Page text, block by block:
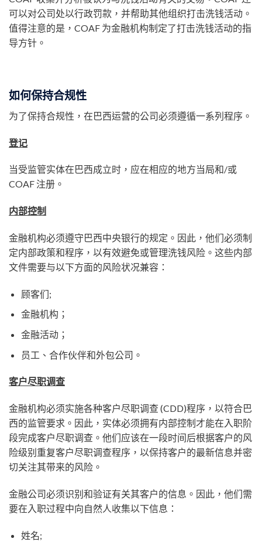
可以对公司处以行政罚款，并帮助其他组织打击洗钱活动。
值得注意的是，COAF 为金融机构制定了打击洗钱活动的指
导方针。
如何保持合规性
为了保持合规性，在巴西运营的公司必须遵循一系列程序。
登记
当受监管实体在巴西成立时，应在相应的地方当局和/或
COAF 注册。
内部控制
金融机构必须遵守巴西中央银行的规定。因此，他们必须制
定内部政策和程序，以有效避免或管理洗钱风险。这些内部
文件需要与以下方面的风险状况兼容：
顾客们;
金融机构；
金融活动；
员工、合作伙伴和外包公司。
客户尽职调查
金融机构必须实施各种客户尽职调查 (CDD)程序，以符合巴
西的监管要求。因此，实体必须拥有内部控制才能在入职阶
段完成客户尽职调查。他们应该在一段时间后根据客户的风
险级别重复客户尽职调查程序，以保持客户的最新信息并密
切关注其带来的风险。
金融公司必须识别和验证有关其客户的信息。因此，他们需
要在入职过程中向自然人收集以下信息：
姓名;